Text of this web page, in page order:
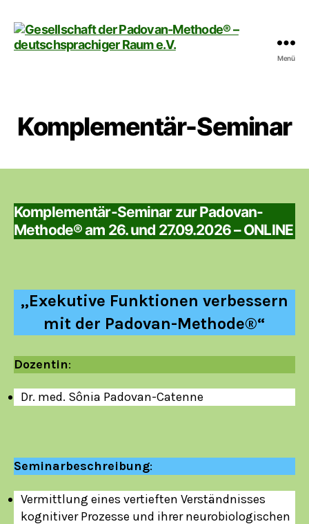
Methode®
deutschsprachiger
Menü
Komplementär-Seminar
Komplementär-Seminar zur Padovan-
Methode® am 26. und 27.09.2026 – ONLINE
„Exekutive Funktionen verbessern
mit der Padovan-Methode®“
Dozentin:
Dr. med. Sônia Padovan-Catenne
Seminarbeschreibung:
Vermittlung eines vertieften Verständnisses
kognitiver Prozesse und ihrer neurobiologischen